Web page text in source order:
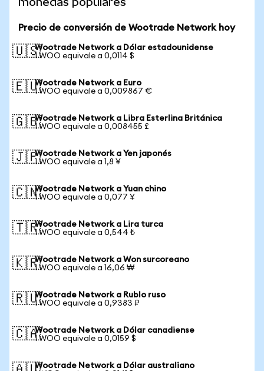
Precio de conversión de Wootrade Network hoy
🇺🇸Wootrade Network a Dólar estadounidense
1 WOO equivale a 0,0114 $
🇪🇺Wootrade Network a Euro
1 WOO equivale a 0,009867 €
🇬🇧Wootrade Network a Libra Esterlina Británica
1 WOO equivale a 0,008455 £
🇯🇵Wootrade Network a Yen japonés
1 WOO equivale a 1,8 ¥
🇨🇳Wootrade Network a Yuan chino
1 WOO equivale a 0,077 ¥
🇹🇷Wootrade Network a Lira turca
1 WOO equivale a 0,544 ₺
🇰🇷Wootrade Network a Won surcoreano
1 WOO equivale a 16,06 ₩
🇷🇺Wootrade Network a Rublo ruso
1 WOO equivale a 0,9383 ₽
🇨🇦Wootrade Network a Dólar canadiense
1 WOO equivale a 0,0159 $
Wootrade Network a Dólar australiano